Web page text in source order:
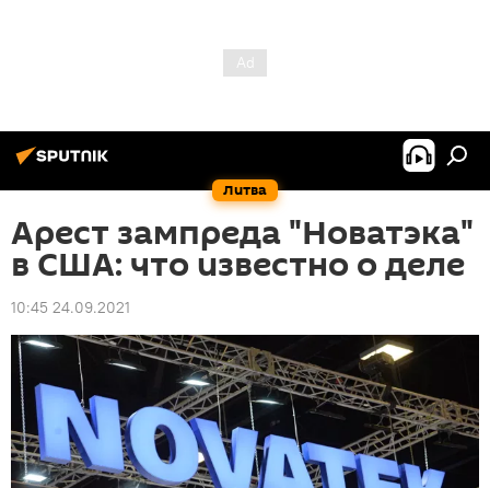
Литва
Арест зампреда "Новатэка"
в США: что известно о деле
10:45 24.09.2021